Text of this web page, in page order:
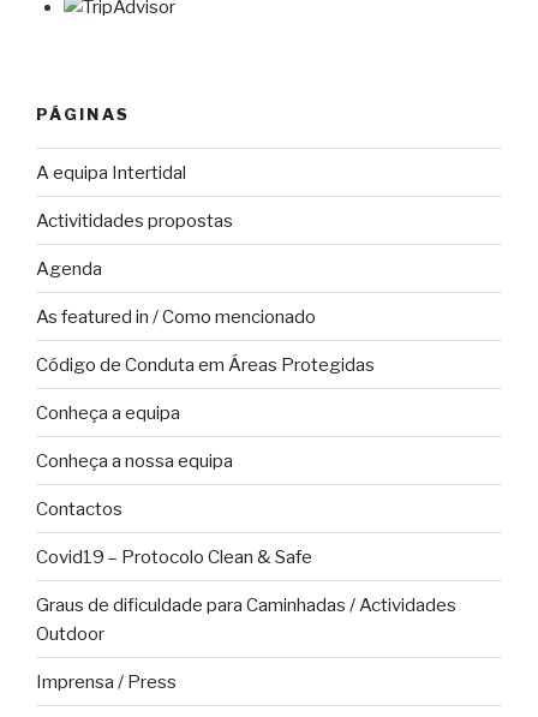
PÁGINAS
A equipa Intertidal
Activitidades propostas
Agenda
As featured in / Como mencionado
Código de Conduta em Áreas Protegidas
Conheça a equipa
Conheça a nossa equipa
Contactos
Covid19 – Protocolo Clean & Safe
Graus de dificuldade para Caminhadas / Actividades
Outdoor
Imprensa / Press